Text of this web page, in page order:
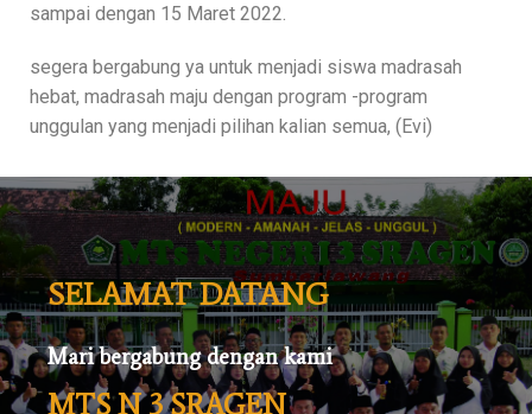
sampai dengan 15 Maret 2022.
segera bergabung ya untuk menjadi siswa madrasah
hebat, madrasah maju dengan program -program
unggulan yang menjadi pilihan kalian semua, (Evi)
SELAMAT DATANG
Mari bergabung dengan kami
MTS N 3 SRAGEN